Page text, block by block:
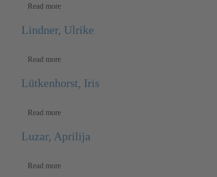
Read more
Lindner, Ulrike
Read more
Lütkenhorst, Iris
Read more
Luzar, Aprilija
Read more